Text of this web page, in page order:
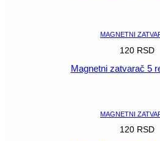
MAGNETNI
120 RSD
Magnetni zatvarač 5
MAGNETNI
120 RSD